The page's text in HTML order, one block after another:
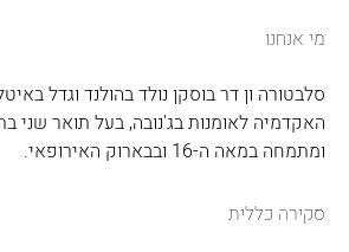
מי אנחנו
סלבטורה ון דר בוסקן נולד בהולנד וגדל
האקדמיה לאומנות בג'נובה, בעל תואר שני
ומתמחה במאה ה-16 ובבארוק האירופאי.
סקירה כללית